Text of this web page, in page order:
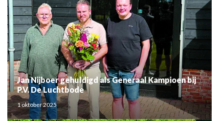
Jan Nijboer gehuldigd als Generaal Kampioen bij
P.V. De Luchtbode
1 oktober 2025